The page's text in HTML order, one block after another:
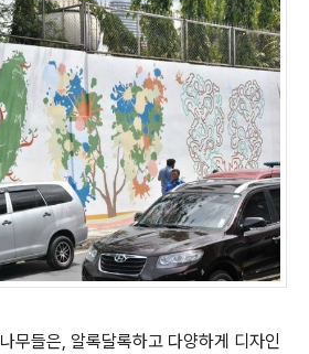
나무들은, 알록달록하고 다양하게 디자인